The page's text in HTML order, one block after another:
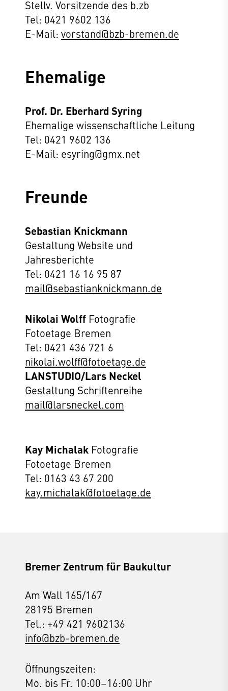
Stellv. Vorsitzende des b.zb
Tel: 0421 9602 136
E-Mail: vorstand@bzb-bremen.de
Ehemalige
Prof. Dr. Eberhard Syring
Ehemalige wissenschaftliche Leitung
Tel: 0421 9602 136
E-Mail: esyring@gmx.net
Freunde
Sebastian Knickmann
Gestaltung Website und
Jahresberichte
Tel: 0421 16 16 95 87
mail@sebastianknickmann.de
Nikolai Wolff Fotografie
Fotoetage Bremen
Tel: 0421 436 721 6
nikolai.wolff@fotoetage.de
LANSTUDIO/Lars Neckel
Gestaltung Schriftenreihe
mail@larsneckel.com
Kay Michalak Fotografie
Fotoetage Bremen
Tel: 0163 43 67 200
kay.michalak@fotoetage.de
Bremer Zentrum für Baukultur
Am Wall 165/167
28195 Bremen
Tel.: +49 421 9602136
info@bzb-bremen.de
Öffnungszeiten:
Mo. bis Fr. 10:00–16:00 Uhr